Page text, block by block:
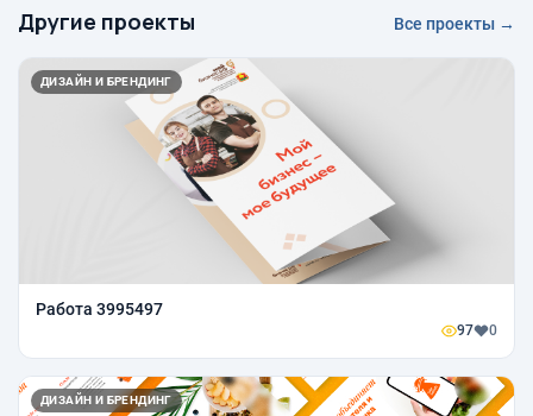
Другие проекты Все проекты →
ДИЗАЙН И БРЕНДИНГ
Работа 3995497
97 0
ДИЗАЙН И БРЕНДИНГ